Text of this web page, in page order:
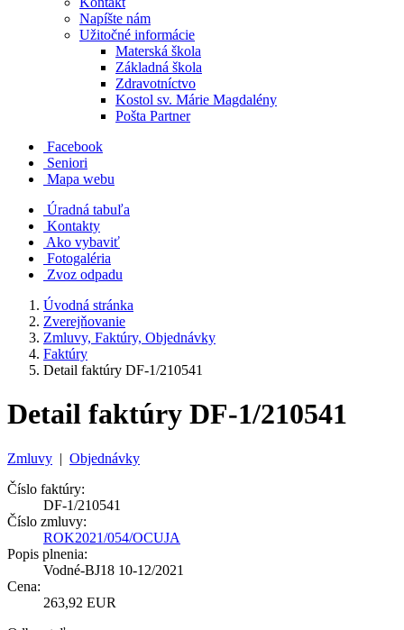
Napíšte nám
Užitočné informácie
Materská škola
Základná škola
Zdravotníctvo
Kostol sv. Márie Magdalény
Pošta Partner
Facebook
Seniori
Mapa webu
Úradná tabuľa
Kontakty
Ako vybaviť
Fotogaléria
Zvoz odpadu
Úvodná stránka
Zverejňovanie
Zmluvy, Faktúry, Objednávky
Faktúry
Detail faktúry DF-1/210541
Detail faktúry DF-1/210541
Zmluvy | Objednávky
Číslo faktúry:
DF-1/210541
Číslo zmluvy:
ROK2021/054/OCUJA
Popis plnenia:
Vodné-BJ18 10-12/2021
Cena:
263,92 EUR